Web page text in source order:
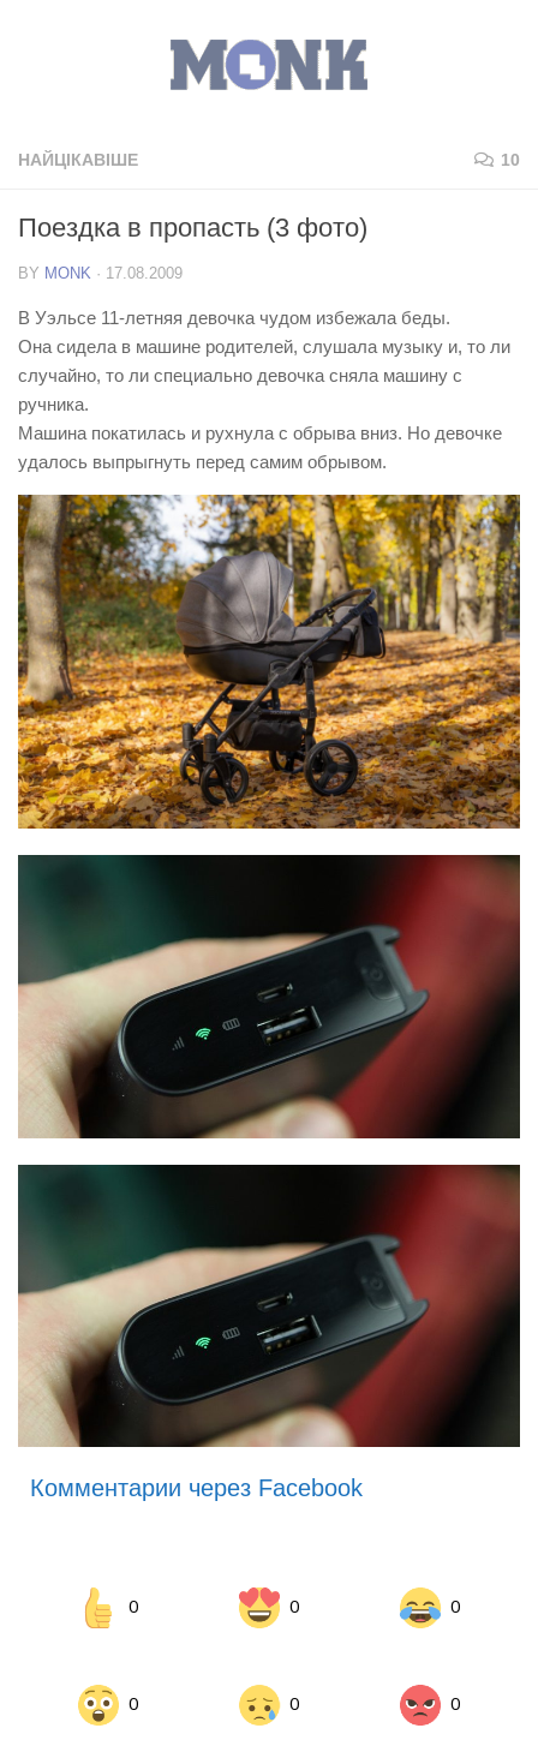
НАЙЦІКАВІШЕ 10
Поездка в пропасть (3 фото)
BY MONK · 17.08.2009
В Уэльсе 11-летняя девочка чудом избежала беды.
Она сидела в машине родителей, слушала музыку и, то ли
случайно, то ли специально девочка сняла машину с
ручника.
Машина покатилась и рухнула с обрыва вниз. Но девочке
удалось выпрыгнуть перед самим обрывом.
Комментарии через Facebook
0 0 0
0 0 0